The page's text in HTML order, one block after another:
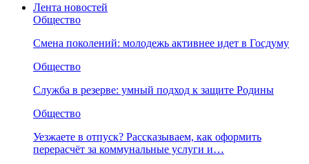
Лента новостей
Общество
Смена поколений: молодежь активнее идет в Госдуму
Общество
Служба в резерве: умный подход к защите Родины
Общество
Уезжаете в отпуск? Рассказываем, как оформить
перерасчёт за коммунальные услуги и…